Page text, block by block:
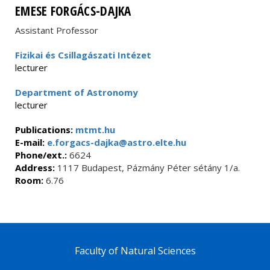
EMESE FORGÁCS-DAJKA
Assistant Professor
Fizikai és Csillagászati Intézet
lecturer
Department of Astronomy
lecturer
Publications: mtmt.hu
E-mail: e.forgacs-dajka@astro.elte.hu
Phone/ext.: 6624
Address: 1117 Budapest, Pázmány Péter sétány 1/a.
Room: 6.76
Faculty of Natural Sciences